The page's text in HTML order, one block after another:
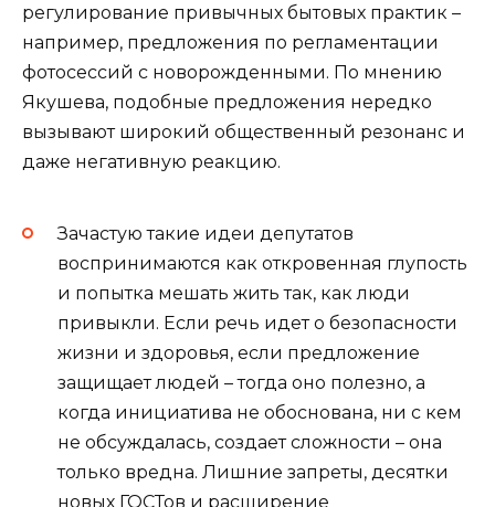
регулирование привычных бытовых практик –
например, предложения по регламентации
фотосессий с новорожденными. По мнению
Якушева, подобные предложения нередко
вызывают широкий общественный резонанс и
даже негативную реакцию.
Зачастую такие идеи депутатов
воспринимаются как откровенная глупость
и попытка мешать жить так, как люди
привыкли. Если речь идет о безопасности
жизни и здоровья, если предложение
защищает людей – тогда оно полезно, а
когда инициатива не обоснована, ни с кем
не обсуждалась, создает сложности – она
только вредна. Лишние запреты, десятки
новых ГОСТов и расширение